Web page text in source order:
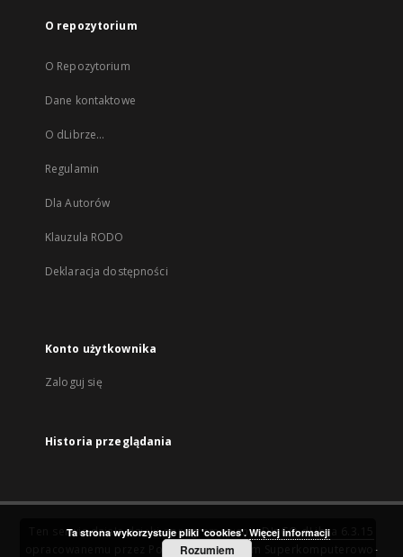
O repozytorium
O Repozytorium
Dane kontaktowe
O dLibrze...
Regulamin
Dla Autorów
Klauzula RODO
Deklaracja dostępności
Konto użytkownika
Zaloguj się
Historia przeglądania
Ten serwis działa dzięki oprogramowaniuDInGO dLibra 6.3.15
Poznańskie Centrum Superkomputerowo-
Ta strona wykorzystuje pliki 'cookies'. Więcej informacji
Rozumiem